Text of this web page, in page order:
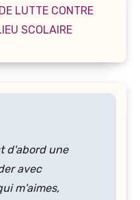
LUTTE CONTRE
SCOLAIRE
d'abord une
avec
m'aimes,